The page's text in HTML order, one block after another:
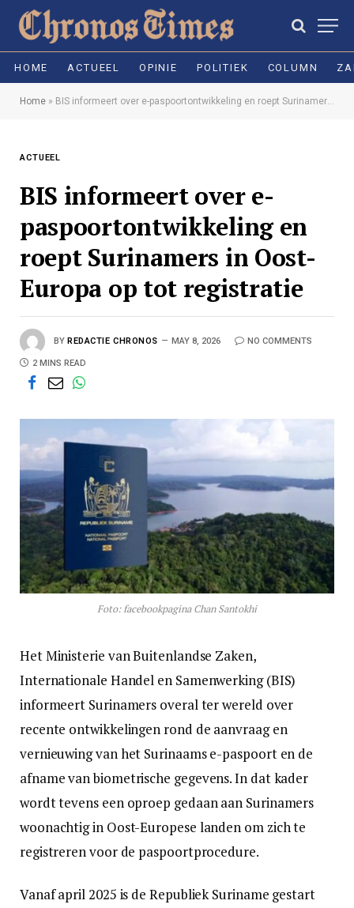
HOME ACTUEEL OPINIE POLITIEK COLUMN
Home » BIS informeert over e-paspoortontwikkeling en roept Surinamers in Oost-Europa op tot registratie
ACTUEEL
BIS informeert over e-
paspoortontwikkeling en
roept Surinamers in Oost-
Europa op tot registratie
BY REDACTIE CHRONOS MAY 8, 2026 NO COMMENTS
2 MINS READ
Foto: facebookpagina Chan Santokhi
Het Ministerie van Buitenlandse Zaken,
Internationale Handel en Samenwerking (BIS)
informeert Surinamers overal ter wereld over
recente ontwikkelingen rond de aanvraag en
vernieuwing van het Surinaams e-paspoort en de
afname van biometrische gegevens. In dat kader
wordt tevens een oproep gedaan aan Surinamers
woonachtig in Oost-Europese landen om zich te
registreren voor de paspoortprocedure.
Vanaf april 2025 is de Republiek Suriname gestart